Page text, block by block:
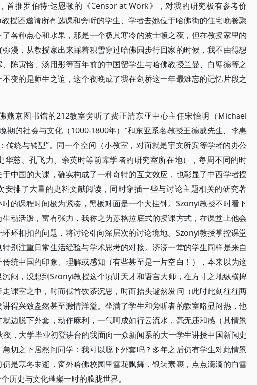
首推罗伯特·达恩顿的《Censor at Work》，对我的研究极有参考价
授还邀请所有选课和旁听的学生、学者去她位于哈佛街的住宅晚餐聚
各种点心和水果，那是一个极其寒冷的波士顿之夜，但在教授家里的
漫，从教授家出来踩着积雪穿过哈佛园步行回家的时候，我不由得想
陈寅恪、汤用彤等百年前的中国留学生与哈佛教授兰曼、白璧德等之
变的是师生之谊，这个夜晚成了我在剑桥这一年最难忘的记忆片段之
燕京图书馆的212教室旁听了费正清东亚中心主任宋怡明（Michael
期的社会与文化（1000-1800年）”和东亚系名教授王德威先生、李惠
传统与转型”。同一个空间（小教室，对面就是宇文所安等学者的办公
华慈、孔飞力、余英时等前辈学者的研究室所在地），每周不同的时
中国的大课，确实构成了一种奇特的互文效应，也彰显了中西学者授
安排了大量的史料文献阅读，同时穿插一些与讨论主题相关的研究著
的课程时间极为紧凑，黑板对面是一个大挂钟。Szonyi教授不时看下
动活泼，富有张力，我称之为苏格拉底式的授课方式，在课堂上他会
环相扣的问题，将讨论引向深层次的讨论境地。Szonyi教授掌控课堂
别注重日常生活经验与学术思考的对接。济济一堂的学生同样是来自
统中国的印象、理解或感知（有些甚至是一片空白！），本来以为这
闷，没想到Szonyi教授这个演讲天才和语言大师，在方寸之地纵横捭
课室之中，时而低首饮茶沉思，时而抬头遽然发问（此时此刻往往两
得兴致盎然甚至激情洋溢。坐满了学生和旁听者的教室略显闷热，他
边脱下外套，动作麻利，一气呵成如行云流水，毫无违和感（其情景
，大学毕业初登讲台的我面向一众新闻系的大一学生讲授中国新闻史
切之下居然问同学：我可以脱下外套吗？多年之后仍有学生对此情景
是寒冬未逝，窗外哈佛校园里雪花飘舞，银装素裹，点点滴滴的白雪
历史与文化璀璨一时的朦胧世界。